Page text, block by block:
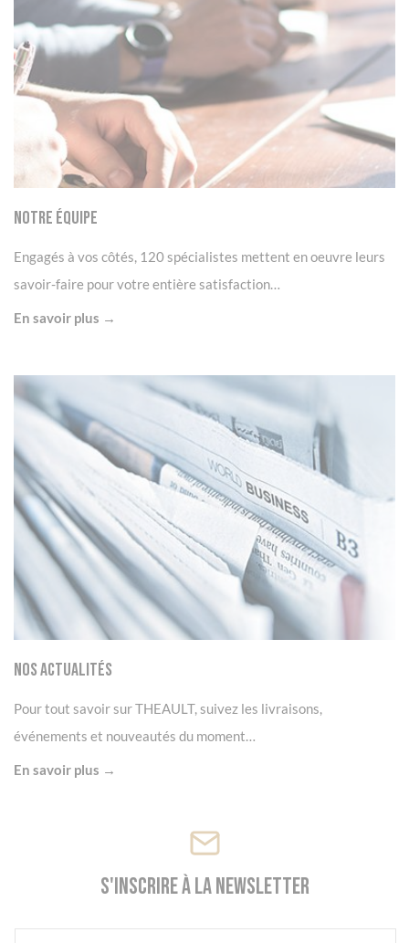
Notre Équipe
Engagés à vos côtés, 120 spécialistes mettent en oeuvre leurs
savoir-faire pour votre entière satisfaction…
En savoir plus →
Nos Actualités
Pour tout savoir sur THEAULT, suivez les livraisons,
événements et nouveautés du moment…
En savoir plus →
S'inscrire à la newsletter
Panneau de gestion des cookies